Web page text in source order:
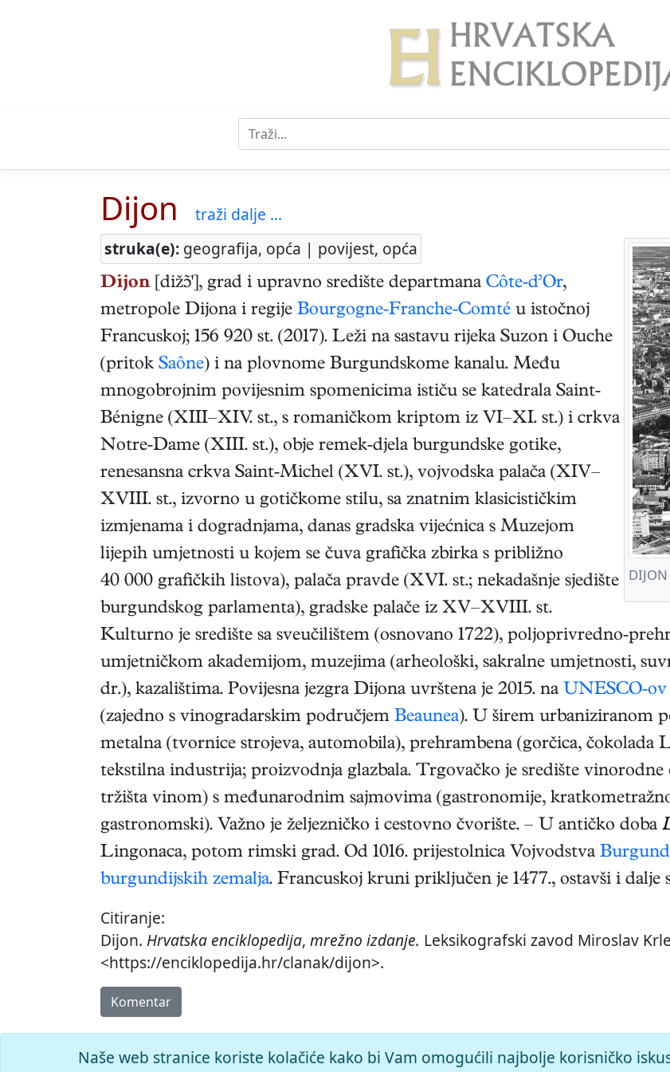
Dijon
traži dalje ...
struka(e): geografija, opća | povijest, opća
DIJON
Dijon [diž'], grad i upravno središte departmana Côte-d’Or,
metropole Dijona i regije Bourgogne-Franche-Comté u istočnoj
Francuskoj; 156 920 st. (2017). Leži na sastavu rijeka Suzon i Ouche
(pritok Saône) i na plovnome Burgundskome kanalu. Među
mnogobrojnim povijesnim spomenicima ističu se katedrala Saint-
Bénigne (XIII–XIV. st., s romaničkom kriptom iz VI–XI. st.) i crkva
Notre-Dame (XIII. st.), obje remek-djela burgundske gotike,
renesansna crkva Saint-Michel (XVI. st.), vojvodska palača (XIV–
XVIII. st., izvorno u gotičkome stilu, sa znatnim klasicističkim
izmjenama i dogradnjama, danas gradska vijećnica s Muzejom
lijepih umjetnosti u kojem se čuva grafička zbirka s približno
40 000 grafičkih listova), palača pravde (XVI. st.; nekadašnje sjedište
burgundskog parlamenta), gradske palače iz XV–XVIII. st.
Kulturno je središte sa sveučilištem (osnovano 1722), poljoprivredno-
umjetničkom akademijom, muzejima (arheološki, sakralne umjetnosti,
dr.), kazalištima. Povijesna jezgra Dijona uvrštena je 2015. na UNESCO-
(zajedno s vinogradarskim područjem Beaunea). U širem urbaniziranom
metalna (tvornice strojeva, automobila), prehrambena (gorčica, čokolada
tekstilna industrija; proizvodnja glazbala. Trgovačko je središte vinorodne
tržišta vinom) s međunarodnim sajmovima (gastronomije,
gastronomski). Važno je željezničko i cestovno čvorište. – U antičko doba
Lingonaca, potom rimski grad. Od 1016. prijestolnica Vojvodstva
burgundijskih zemalja. Francuskoj kruni priključen je 1477., ostavši i
Citiranje:
Dijon. Hrvatska enciklopedija, mrežno izdanje. Leksikografski zavod Miroslav
<https://enciklopedija.hr/clanak/dijon>.
Komentar
Naše web stranice koriste kolačiće kako bi Vam omogućili najbolje korisničko